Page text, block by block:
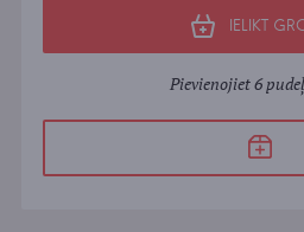
IELIKT
Pievienojiet 6